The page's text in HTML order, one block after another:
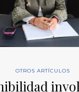
OTROS ARTÍCULOS